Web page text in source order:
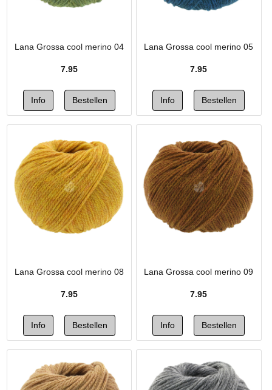
Lana Grossa cool merino 04
7.95
Lana Grossa cool merino 05
7.95
Lana Grossa cool merino 08
7.95
Lana Grossa cool merino 09
7.95